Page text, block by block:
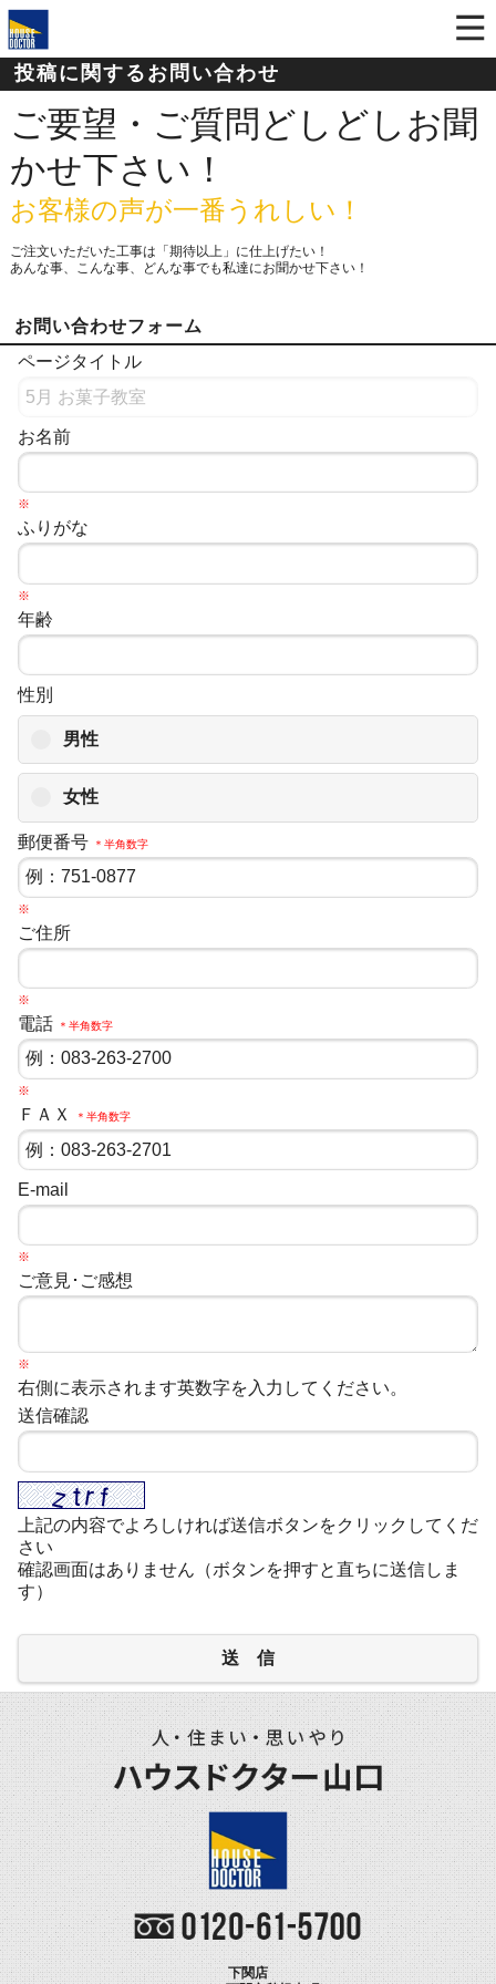
投稿に関するお問い合わせ
ご要望・ご質問どしどしお聞
かせ下さい！
お客様の声が一番うれしい！
ご注文いただいた工事は「期待以上」に仕上げたい！
あんな事、こんな事、どんな事でも私達にお聞かせ下さい！
お問い合わせフォーム
ページタイトル
お名前
※
ふりがな
※
年齢
性別
男性
女性
郵便番号 ＊半角数字
※
ご住所
※
電話 ＊半角数字
※
ＦＡＸ ＊半角数字
E-mail
※
ご意見･ご感想
※
右側に表示されます英数字を入力してください。
送信確認
上記の内容でよろしければ送信ボタンをクリックしてくだ
さい
確認画面はありません（ボタンを押すと直ちに送信しま
す）
送 信
下関店